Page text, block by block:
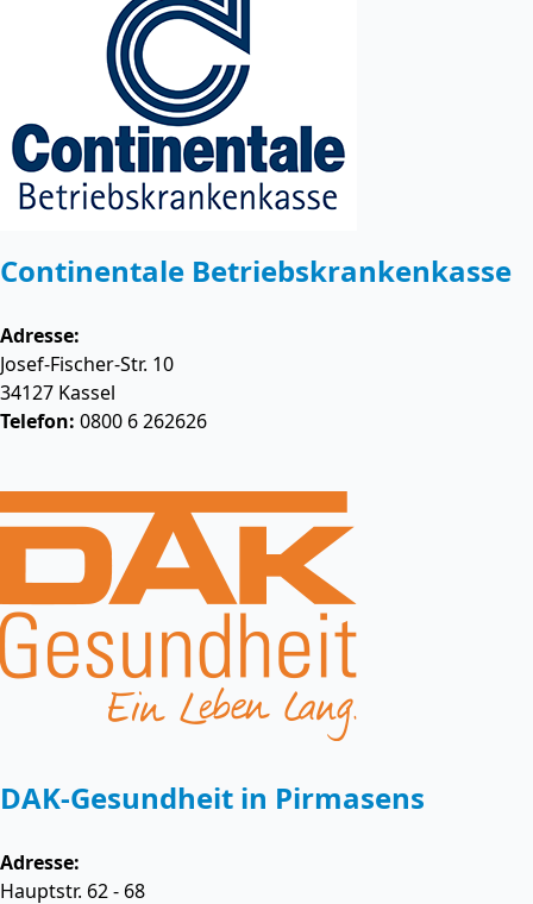
Continentale Betriebskrankenkasse
Adresse:
Josef-Fischer-Str. 10
34127 Kassel
Telefon: 0800 6 262626
DAK-Gesundheit in Pirmasens
Adresse:
Hauptstr. 62 - 68